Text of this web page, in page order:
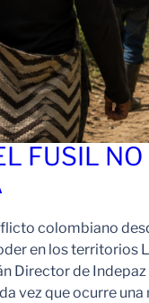
FUSIL NO
colombiano
en los territorios
Director de Indepaz
vez que ocurre una